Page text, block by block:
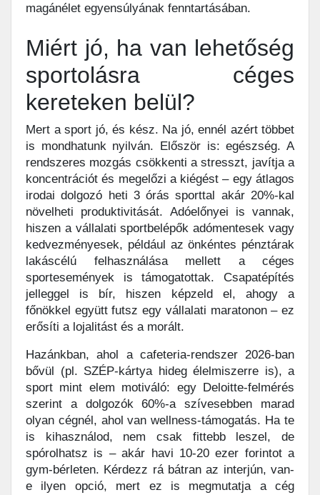
magánélet egyensúlyának fenntartásában.
Miért jó, ha van lehetőség
sportolásra céges
kereteken belül?
Mert a sport jó, és kész. Na jó, ennél azért többet
is mondhatunk nyilván. Először is: egészség. A
rendszeres mozgás csökkenti a stresszt, javítja a
koncentrációt és megelőzi a kiégést – egy átlagos
irodai dolgozó heti 3 órás sporttal akár 20%-kal
növelheti produktivitását. Adóelőnyei is vannak,
hiszen a vállalati sportbelépők adómentesek vagy
kedvezményesek, például az önkéntes pénztárak
lakáscélú felhasználása mellett a céges
sportesemények is támogatottak. Csapatépítés
jelleggel is bír, hiszen képzeld el, ahogy a
főnökkel együtt futsz egy vállalati maratonon – ez
erősíti a lojalitást és a morált.
Hazánkban, ahol a cafeteria-rendszer 2026-ban
bővül (pl. SZÉP-kártya hideg élelmiszerre is), a
sport mint elem motiváló: egy Deloitte-felmérés
szerint a dolgozók 60%-a szívesebben marad
olyan cégnél, ahol van wellness-támogatás. Ha te
is kihasználod, nem csak fittebb leszel, de
spórolhatsz is – akár havi 10-20 ezer forintot a
gym-bérleten. Kérdezz rá bátran az interjún, van-
e ilyen opció, mert ez is megmutatja a cég